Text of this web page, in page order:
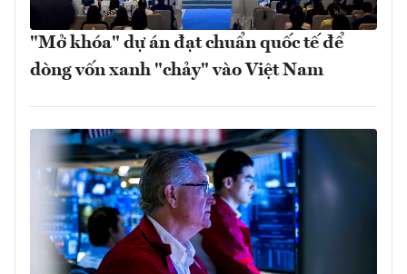
"Mở khóa" dự án đạt chuẩn quốc tế để
dòng vốn xanh "chảy" vào Việt Nam